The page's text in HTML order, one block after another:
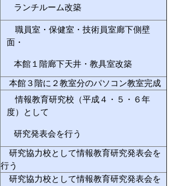
ランチルーム改築
職員室・保健室・技術員室廊下側壁
面・
本館１階廊下天井・教具室改築
本館３階に２教室分のパソコン教室完成
情報教育研究校（平成４・５・６年
度）として
研究発表会を行う
研究協力校として情報教育研究発表会を
行う
研究協力校として情報教育研究発表会を